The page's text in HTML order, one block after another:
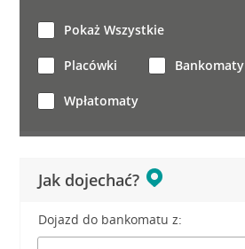
Jak dojechać?
Dojazd do bankomatu z:
Pokaż Wszystkie
Placówki Bankomaty
Wpłatomaty